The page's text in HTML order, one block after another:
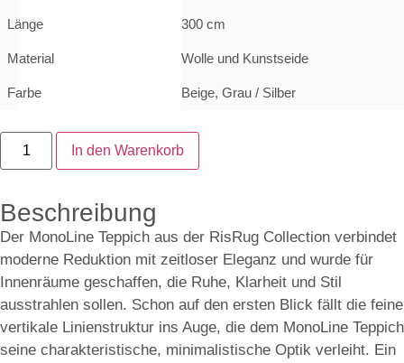
Länge 300 cm
Material Wolle und Kunstseide
Farbe Beige, Grau / Silber
In den Warenkorb
Beschreibung
Der MonoLine Teppich aus der RisRug Collection verbindet
moderne Reduktion mit zeitloser Eleganz und wurde für
Innenräume geschaffen, die Ruhe, Klarheit und Stil
ausstrahlen sollen. Schon auf den ersten Blick fällt die feine
vertikale Linienstruktur ins Auge, die dem MonoLine Teppich
seine charakteristische, minimalistische Optik verleiht. Ein